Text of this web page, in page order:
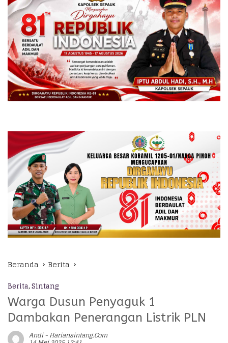
Beranda Berita
Berita,Sintang
Warga Dusun Penyaguk 1
Dambakan Penerangan Listrik PLN
Andi - Hariansintang.com